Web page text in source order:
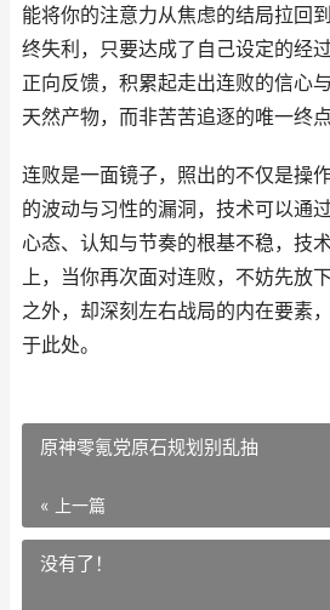
能将你的注意力从焦虑的结局拉回
终失利，只要达成了自己设定的经
正向反馈，积累起走出连败的信心
天然产物，而非苦苦追逐的唯一终点
连败是一面镜子，照出的不仅是操
的波动与习性的漏洞，技术可以通
心态、认知与节奏的根基不稳，技
上，当你再次面对连败，不妨先放
之外，却深刻左右战局的内在要素
于此处。
原神零氪党原石规划别乱抽
« 上一篇
没有了！